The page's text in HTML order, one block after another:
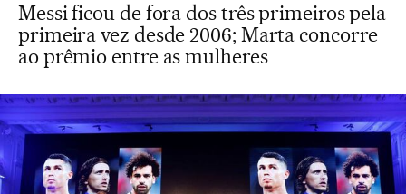
Messi ficou de fora dos três primeiros pela
primeira vez desde 2006; Marta concorre
ao prêmio entre as mulheres